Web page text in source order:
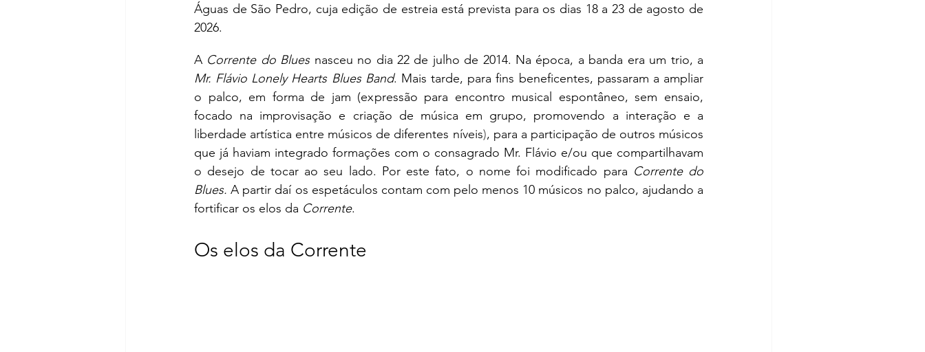
Águas de São Pedro, cuja edição de estreia está prevista para os dias 18 a 23 de agosto de
2026.
A Corrente do Blues
Mr. Flávio Lonely Hearts Blues Band. Mais tarde, para fins beneficentes, passaram a ampliar
o palco, em forma de jam (expressão para encontro musical espontâneo, sem ensaio,
focado na improvisação e criação de música em grupo, promovendo a interação e a
liberdade artística entre músicos de diferentes níveis), para a participação de outros músicos
que já haviam integrado formações com o consagrado Mr. Flávio e/ou que compartilhavam
o desejo de tocar ao seu lado. Por este fato, o nome foi modificado para Corrente do
Blues. A partir daí os espetáculos contam com pelo menos 10 músicos no palco, ajudando a
fortificar os elos da Corrente.
Os elos da Corrente